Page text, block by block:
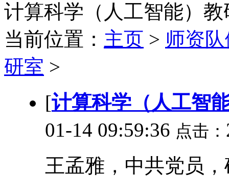
计算科学（人工智能）教
当前位置： 主页 > 师资
研室 >
[计算科学（人工智
01-14 09:59:36 点击：
王孟雅，中共党员